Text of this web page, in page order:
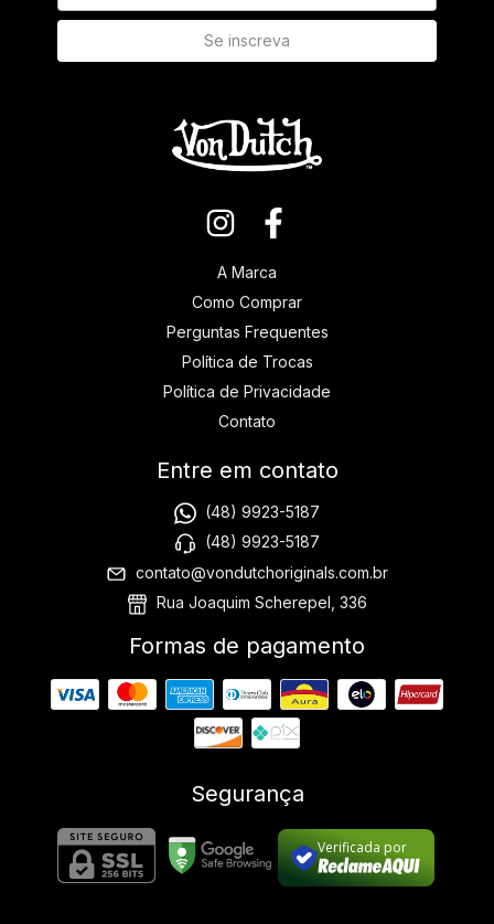
A Marca
Como Comprar
Perguntas Frequentes
Política de Trocas
Política de Privacidade
Contato
Entre em contato
(48) 9923-5187
(48) 9923-5187
contato@vondutchoriginals.com.br
Rua Joaquim Scherepel, 336
Formas de pagamento
Segurança
Verificada por